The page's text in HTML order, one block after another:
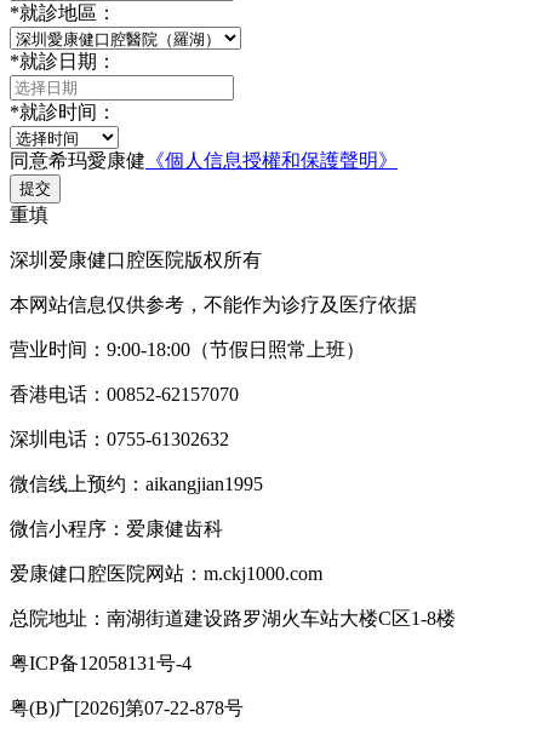
*就診地區：
*就診日期：
*就診时间：
同意希玛愛康健 《個人信息授權和保護聲明》
提交
重填
深圳爱康健口腔医院版权所有
本网站信息仅供参考，不能作为诊疗及医疗依据
营业时间：9:00-18:00（节假日照常上班）
香港电话：00852-62157070
深圳电话：0755-61302632
微信线上预约：aikangjian1995
微信小程序：爱康健齿科
爱康健口腔医院网站：m.ckj1000.com
总院地址：南湖街道建设路罗湖火车站大楼C区1-8楼
粤ICP备12058131号-4
粤(B)广[2026]第07-22-878号